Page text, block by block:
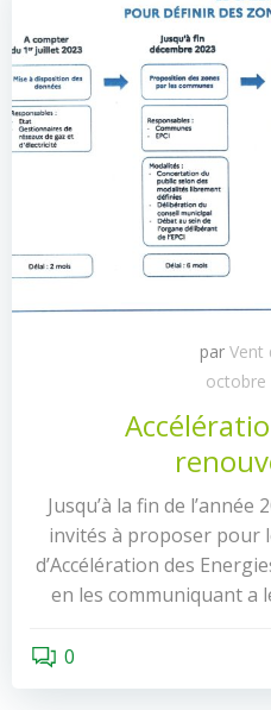
par Vent
octobre
Jusqu’à la fin de
invités à proposer pour
d’Accélération des
en les communiquant
0